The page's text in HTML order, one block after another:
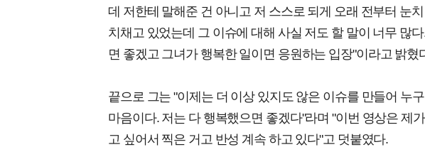
데 저한테 말해준 건 아니고 저 스스로 되게 오래 전부터 눈
치채고 있었는데 그 이슈에 대해 사실 저도 할 말이 너무 많
면 좋겠고 그녀가 행복한 일이면 응원하는 입장"이라고 밝혔
끝으로 그는 "이제는 더 이상 있지도 않은 이슈를 만들어 누
마음이다. 저는 다 행복했으면 좋겠다"라며 "이번 영상은 제
고 싶어서 찍은 거고 반성 계속 하고 있다"고 덧붙였다.